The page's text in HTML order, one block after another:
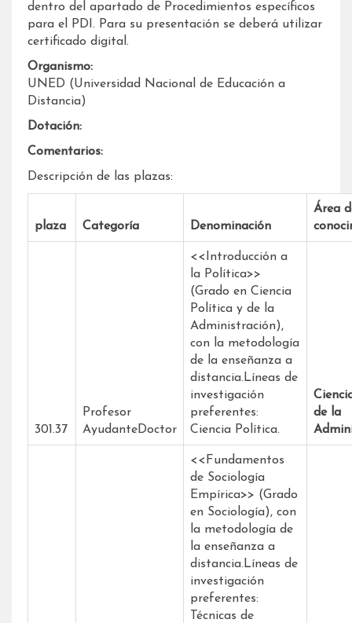
dentro del apartado de Procedimientos específicos
para el PDI. Para su presentación se deberá utilizar
certificado digital.
Organismo:
UNED (Universidad Nacional de Educación a
Distancia)
Dotación:
Comentarios:
Descripción de las plazas:
plaza Categoría Denominación
Área
301.37
Profesor
AyudanteDoctor
<<Introducción a
la Política>>
(Grado en Ciencia
Política y de la
Administración),
con la metodología
de la enseñanza a
distancia.Líneas de
investigación
preferentes:
Ciencia Política.
de la
<<Fundamentos
de Sociología
Empírica>> (Grado
en Sociología), con
la metodología de
la enseñanza a
distancia.Líneas de
investigación
preferentes:
Técnicas de